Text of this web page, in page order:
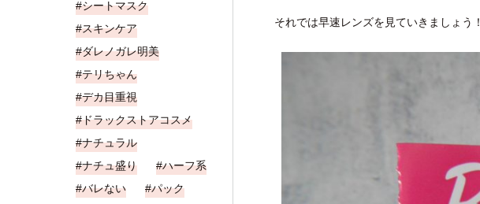
それでは早速レンズを見ていきましょう！
シートマスク
スキンケア
ダレノガレ明美
テリちゃん
デカ目重視
ドラックストアコスメ
ナチュラル
ナチュ盛り
ハーフ系
バレない
パック